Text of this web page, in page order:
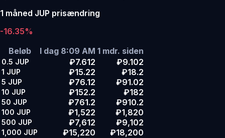
1 måned JUP prisændring
-16.35%
Beløb
I dag 8:09 AM 1 mdr. siden
0.5 JUP ₽7.612 ₽9.102
1 JUP ₽15.22 ₽18.2
5 JUP ₽76.12 ₽91.02
10 JUP ₽152.2 ₽182
50 JUP ₽761.2 ₽910.2
100 JUP ₽1,522 ₽1,820
500 JUP ₽7,612 ₽9,102
1,000 JUP ₽15,220
₽18,200